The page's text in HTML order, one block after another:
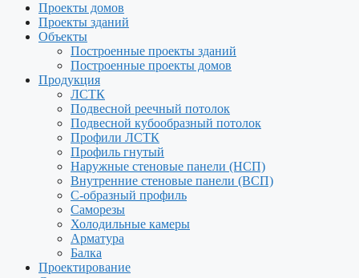
Проекты домов
Проекты зданий
Объекты
Построенные проекты зданий
Построенные проекты домов
Продукция
ЛСТК
Подвесной реечный потолок
Подвесной кубообразный потолок
Профили ЛСТК
Профиль гнутый
Наружные стеновые панели (НСП)
Внутренние стеновые панели (ВСП)
С-образный профиль
Саморезы
Холодильные камеры
Арматура
Балка
Проектирование